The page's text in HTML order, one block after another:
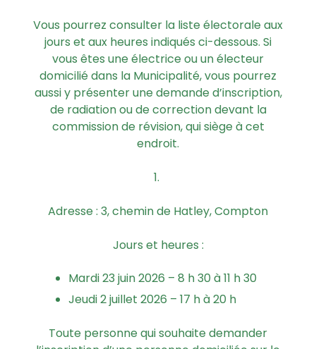
Vous pourrez consulter la liste électorale aux
jours et aux heures indiqués ci-dessous. Si
vous êtes une électrice ou un électeur
domicilié dans la Municipalité, vous pourrez
aussi y présenter une demande d’inscription,
de radiation ou de correction devant la
commission de révision, qui siège à cet
endroit.
Adresse : 3, chemin de Hatley, Compton
Jours et heures :
Mardi 23 juin 2026 – 8 h 30 à 11 h 30
Jeudi 2 juillet 2026 – 17 h à 20 h
Toute personne qui souhaite demander